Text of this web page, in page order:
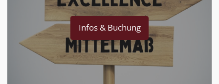
Infos & Buchung